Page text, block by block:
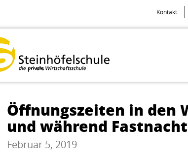
Kontakt
Öffnungszeiten in den
und während Fastnacht
Februar 5, 2019